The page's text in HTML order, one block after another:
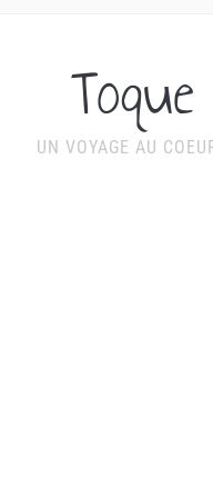
UN VOYAGE AU